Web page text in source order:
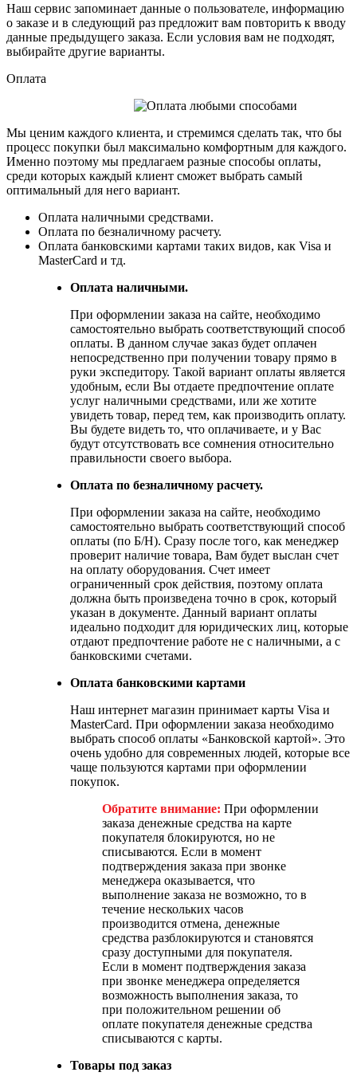
Наш сервис запоминает данные о пользователе, информацию
о заказе и в следующий раз предложит вам повторить к вводу
данные предыдущего заказа. Если условия вам не подходят,
выбирайте другие варианты.
Оплата
Мы ценим каждого клиента, и стремимся сделать так, что бы
процесс покупки был максимально комфортным для каждого.
Именно поэтому мы предлагаем разные способы оплаты,
среди которых каждый клиент сможет выбрать самый
оптимальный для него вариант.
Оплата наличными средствами.
Оплата по безналичному расчету.
Оплата банковскими картами таких видов, как Visa и
MasterCard и тд.
Оплата наличными.
При оформлении заказа на сайте, необходимо
самостоятельно выбрать соответствующий способ
оплаты. В данном случае заказ будет оплачен
непосредственно при получении товару прямо в
руки экспедитору. Такой вариант оплаты является
удобным, если Вы отдаете предпочтение оплате
услуг наличными средствами, или же хотите
увидеть товар, перед тем, как производить оплату.
Вы будете видеть то, что оплачиваете, и у Вас
будут отсутствовать все сомнения относительно
правильности своего выбора.
Оплата по безналичному расчету.
При оформлении заказа на сайте, необходимо
самостоятельно выбрать соответствующий способ
оплаты (по Б/Н). Сразу после того, как менеджер
проверит наличие товара, Вам будет выслан счет
на оплату оборудования. Счет имеет
ограниченный срок действия, поэтому оплата
должна быть произведена точно в срок, который
указан в документе. Данный вариант оплаты
идеально подходит для юридических лиц, которые
отдают предпочтение работе не с наличными, а с
банковскими счетами.
Оплата банковскими картами
Наш интернет магазин принимает карты Visa и
MasterCard. При оформлении заказа необходимо
выбрать способ оплаты «Банковской картой». Это
очень удобно для современных людей, которые все
чаще пользуются картами при оформлении
покупок.
Обратите внимание: При оформлении
заказа денежные средства на карте
покупателя блокируются, но не
списываются. Если в момент
подтверждения заказа при звонке
менеджера оказывается, что
выполнение заказа не возможно, то в
течение нескольких часов
производится отмена, денежные
средства разблокируются и становятся
сразу доступными для покупателя.
Если в момент подтверждения заказа
при звонке менеджера определяется
возможность выполнения заказа, то
при положительном решении об
оплате покупателя денежные средства
списываются с карты.
Товары под заказ